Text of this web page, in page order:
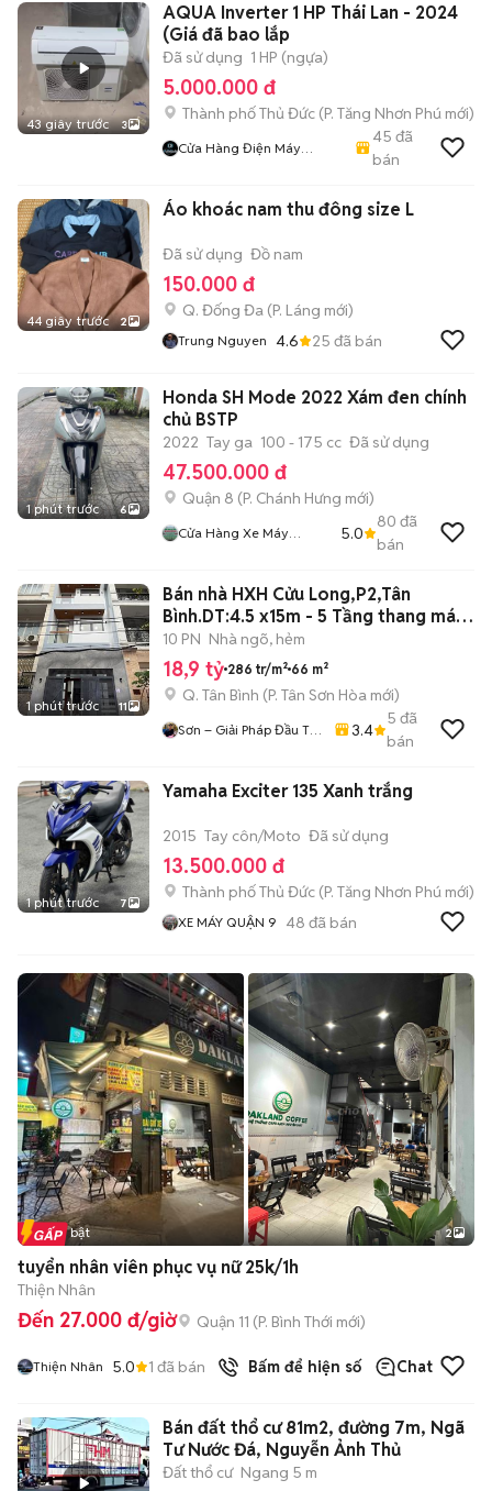
43 giây trước 3
AQUA Inverter 1 HP Thái Lan - 2024
(Giá đã bao lắp
Đã sử dụng 1 HP (ngựa)
5.000.000 đ
Thành phố Thủ Đức (P. Tăng Nhơn Phú mới)
Cửa Hàng Điện Máy
45 đã
bán
44 giây trước 2
Áo khoác nam thu đông size L
Đã sử dụng Đồ nam
150.000 đ
Q. Đống Đa (P. Láng mới)
Trung Nguyen 4.6 25 đã bán
1 phút trước 6
Honda SH Mode 2022 Xám đen chính
chủ BSTP
2022 Tay ga 100 - 175 cc Đã sử dụng
47.500.000 đ
Quận 8 (P. Chánh Hưng mới)
Cửa Hàng Xe Máy
5.0
80 đã
bán
1 phút trước 11
Bán nhà HXH Cửu Long,P2,Tân
Bình.DT:4.5 x15m - 5 Tầng thang máy
mới
10 PN Nhà ngõ, hẻm
18,9 tỷ 286 tr/m² 66 m²
Q. Tân Bình (P. Tân Sơn Hòa mới)
Sơn – Giải Pháp Đầu Tư
3.4
5 đã
bán
1 phút trước 7
Yamaha Exciter 135 Xanh trắng
2015 Tay côn/Moto Đã sử dụng
13.500.000 đ
Thành phố Thủ Đức (P. Tăng Nhơn Phú mới)
XE MÁY QUẬN 9 48 đã bán
Tin nổi bật 2
tuyển nhân viên phục vụ nữ 25k/1h
Thiện Nhân
Đến 27.000 đ/giờ Quận 11 (P. Bình Thới mới)
Thiện Nhân 5.0 1 đã bán Bấm để hiện số Chat
Bán đất thổ cư 81m2, đường 7m, Ngã
Tư Nước Đá, Nguyễn Ảnh Thủ
Đất thổ cư Ngang 5 m